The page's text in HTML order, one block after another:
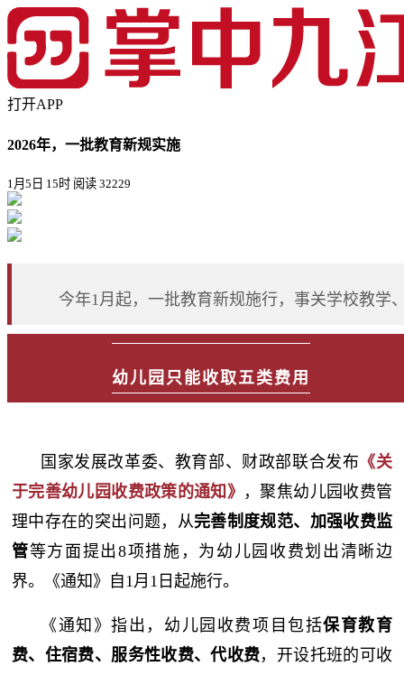
打开APP
2026年，一批教育新规实施
1月5日 15时 阅读 32229
今年1月起，一批教育新规施行，事关学校教学
幼儿园只能收取五类费用
国家发展改革委、教育部、财政部联合发布 《关
于完善幼儿园收费政策的通知》 ，聚焦幼儿园收费管
理中存在的突出问题，从完善制度规范、加强收费监
管等方面提出8项措施，为幼儿园收费划出清晰边
界。《通知》自1月1日起施行。
《通知》指出，幼儿园收费项目包括保育教育
费、住宿费、服务性收费、代收费，开设托班的可收